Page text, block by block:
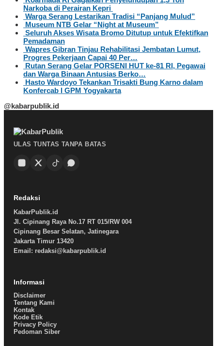
Narkoba di Perairan Kepri
Warga Serang Lestarikan Tradisi “Panjang Mulud”
Museum NTB Gelar “Night at Museum”
Seluruh Akses Wisata Bromo Ditutup untuk Efektifkan
Pemadaman
Wapres Gibran Tinjau Rehabilitasi Jembatan Lumut,
Progres Pekerjaan Capai 40 Per…
Rutan Serang Gelar PORSENI HUT ke-81 RI, Pegawai
dan Warga Binaan Antusias Berko…
Hasto Wardoyo Tekankan Trisakti Bung Karno dalam
Konfercab I GPM Yogyakarta
@kabarpublik.id
ULAS TUNTAS TANPA BATAS
Redaksi
KabarPublik.id
Jl. Cipinang Raya No.17 RT 015/RW 004
Cipinang Besar Selatan, Jatinegara
Jakarta Timur 13420
Email: redaksi@kabarpublik.id
Informasi
Disclaimer
Tentang Kami
Kontak
Kode Etik
Privacy Policy
Pedoman Siber